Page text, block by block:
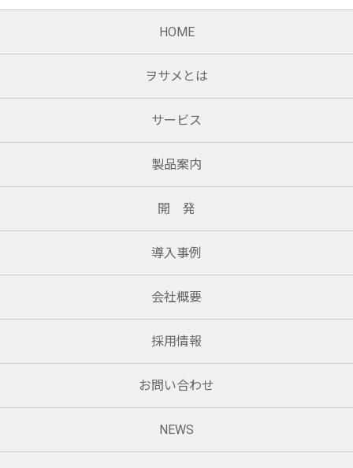
HOME
ヲサメとは
サービス
製品案内
開 発
導入事例
会社概要
採用情報
お問い合わせ
NEWS